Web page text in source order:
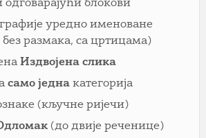
блокови
уредно именоване
размака, са цртицама)
Издвојена слика
само једна категорија
(кључне ријечи)
(до двије реченице)